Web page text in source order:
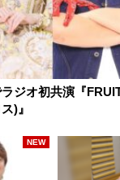
ジオ初共演『
)』
NEW